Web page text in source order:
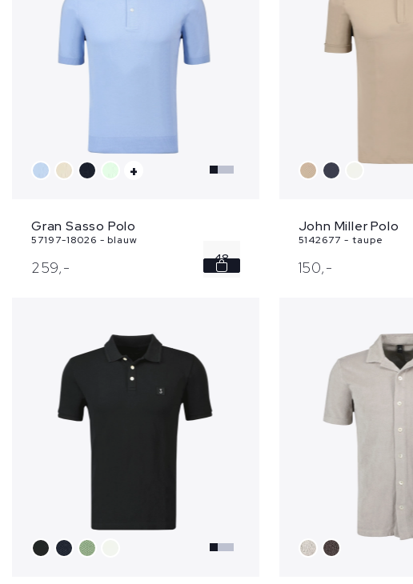
+
Gran Sasso Polo
57197-18026 - blauw
259,- 48
John Miller Polo
5142677 - taupe
150,-